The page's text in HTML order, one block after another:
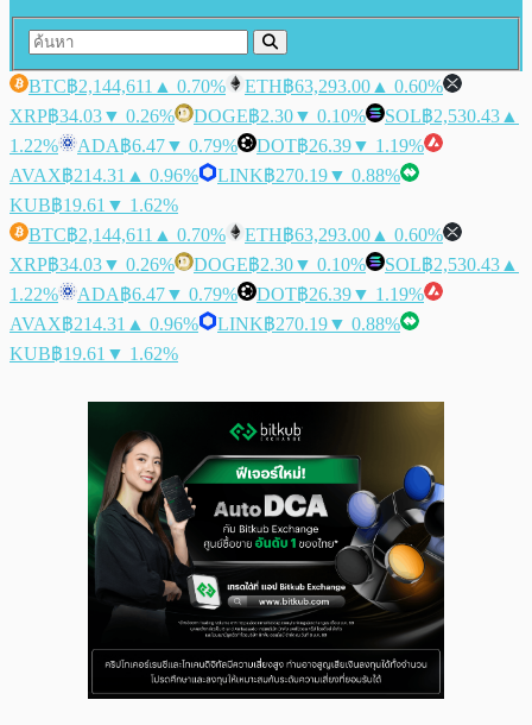
BTC฿2,144,611 ▲ 0.70% ETH฿63,293.00 ▲ 0.60%
XRP฿34.03▼ 0.26% DOGE฿2.30▼ 0.10% SOL฿2,530.43 ▲
1.22%
ADA฿6.47▼ 0.79% DOT฿26.39▼ 1.19%
AVAX฿214.31 ▲ 0.96% LINK฿270.19▼ 0.88%
KUB฿19.61 ▼ 1.62%
BTC฿2,144,611 ▲ 0.70% ETH฿63,293.00 ▲ 0.60%
XRP฿34.03▼ 0.26% DOGE฿2.30▼ 0.10% SOL฿2,530.43 ▲
1.22%
ADA฿6.47▼ 0.79% DOT฿26.39▼ 1.19%
AVAX฿214.31 ▲ 0.96% LINK฿270.19▼ 0.88%
KUB฿19.61 ▼ 1.62%